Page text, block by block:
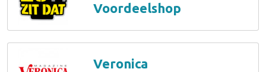
Voordeelshop
Veronica